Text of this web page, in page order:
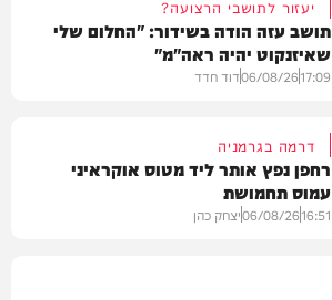
יעזור לתושבי הרצועה?
תושב עזה הודה בשידור: "החלום שלי
שאיזנקוט יהיה ראה"מ"
17:09
06/08/26דוד חדד
דרמה בגרמניה
רחפן נפץ אותר ליד מטוס אוקראיני
עמוס תחמושת
16:51
06/08/26יצחק כהן